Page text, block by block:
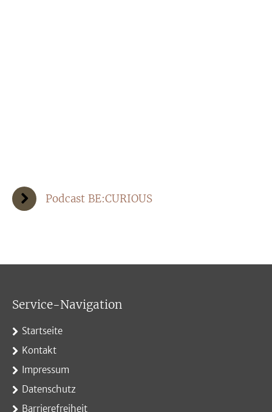
Podcast BE:CURIOUS
Service-Navigation
Startseite
Kontakt
Impressum
Datenschutz
Barrierefreiheit